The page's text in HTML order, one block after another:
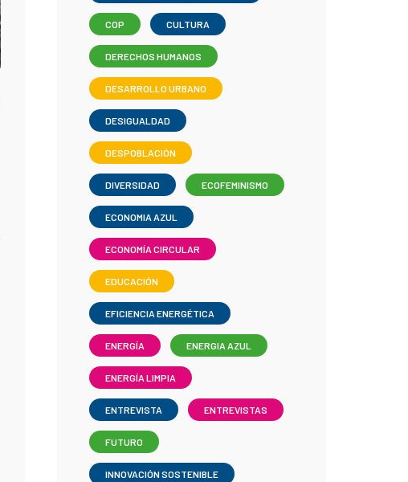
COP CULTURA
DERECHOS HUMANOS
DESARROLLO URBANO
DESIGUALDAD
DESPOBLACIÓN
DIVERSIDAD ECOFEMINISMO
ECONOMIA AZUL
ECONOMÍA CIRCULAR
EDUCACIÓN
EFICIENCIA ENERGÉTICA
ENERGÍA ENERGIA AZUL
ENERGÍA LIMPIA
ENTREVISTA ENTREVISTAS
FUTURO
INNOVACIÓN SOSTENIBLE